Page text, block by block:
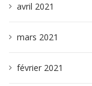
avril 2021
mars 2021
février 2021